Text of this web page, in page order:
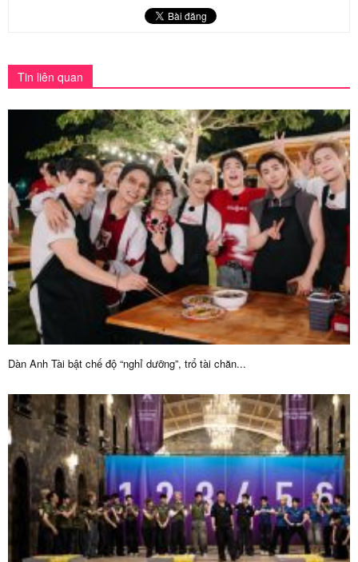
Tin liên quan
Dàn Anh Tài bật chế độ “nghỉ dưỡng”, trổ tài chăn...